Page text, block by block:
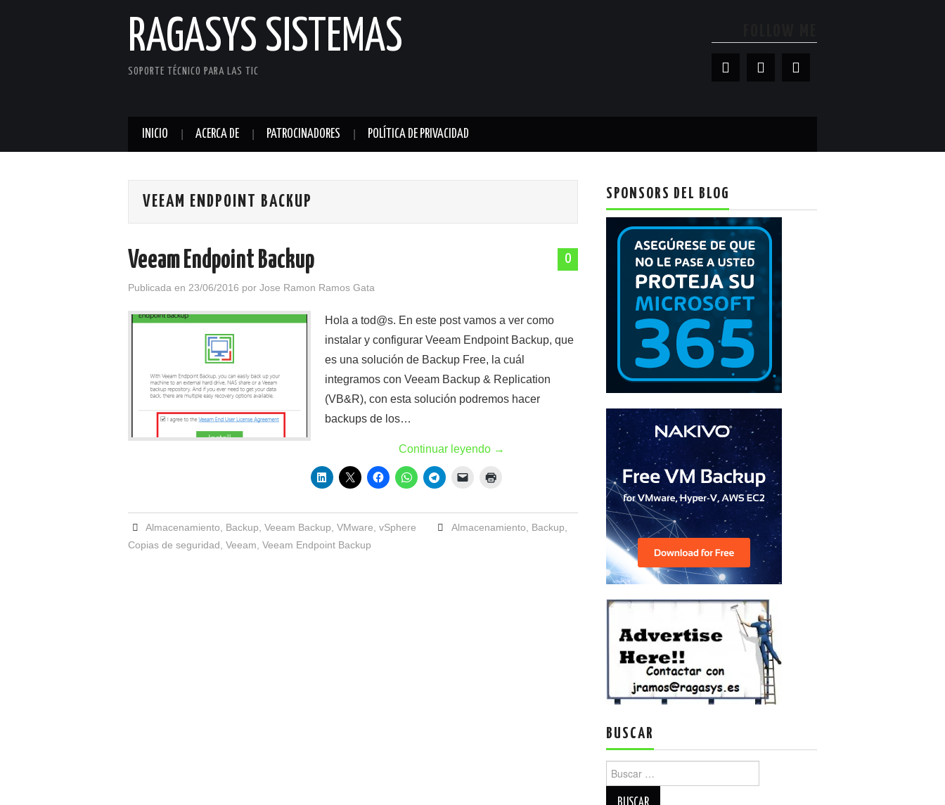
RAGASYS SISTEMAS
SOPORTE TÉCNICO PARA LAS TIC
INICIO ACERCA DE PATROCINADORES POLÍTICA DE PRIVACIDAD
VEEAM ENDPOINT BACKUP
0
Veeam Endpoint Backup
Publicada en 23/06/2016 por Jose Ramon Ramos Gata
Hola a tod@s. En este post vamos a ver como
instalar y configurar Veeam Endpoint Backup, que
es una solución de Backup Free, la cuál
integramos con Veeam Backup & Replication
(VB&R), con esta solución podremos hacer
backups de los…
Continuar leyendo →
Almacenamiento Backup ,Veeam Backup ,VMware ,vSphere Almacenamiento Backup
Copias de seguridad Veeam Veeam Endpoint Backup
SPONSORS DEL BLOG
BUSCAR